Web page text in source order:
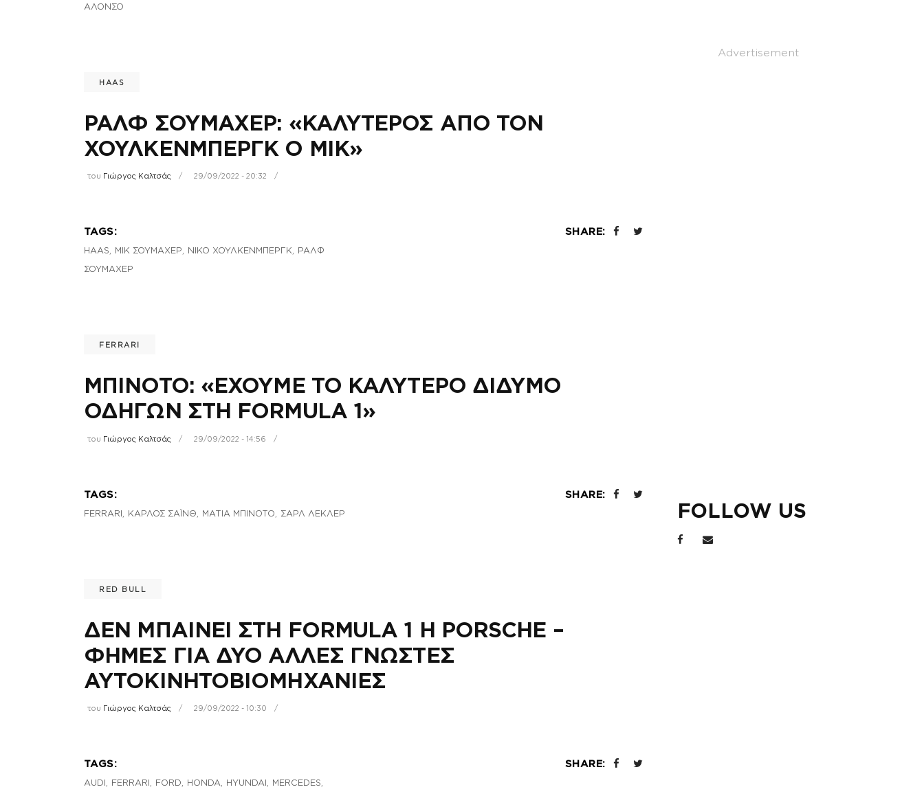
ΑΛΟΝΣΟ
HAAS
ΡΑΛΦ ΣΟΥΜΑΧΕΡ: «ΚΑΛΥΤΕΡΟΣ ΑΠΟ ΤΟΝ
ΧΟΥΛΚΕΝΜΠΕΡΓΚ Ο ΜΙΚ»
του Γιώργος Καλτσάς 29/09/2022 - 20:32
TAGS:
HAAS, ΜΙΚ ΣΟΥΜΑΧΕΡ, ΝΙΚΟ ΧΟΥΛΚΕΝΜΠΕΡΓΚ, ΡΑΛΦ
ΣΟΥΜΑΧΕΡ
SHARE:
FERRARI
ΜΠΙΝΟΤΟ: «ΕΧΟΥΜΕ ΤΟ ΚΑΛΥΤΕΡΟ ΔΙΔΥΜΟ
ΟΔΗΓΩΝ ΣΤΗ FORMULA 1»
του Γιώργος Καλτσάς 29/09/2022 - 14:56
TAGS:
FERRARI ΚΑΡΛΟΣ ΣΑΪΝΘ ΜΑΤΙΑ ΜΠΙΝΟΤΟ ΣΑΡΛ ΛΕΚΛΕΡ
SHARE:
RED BULL
ΔΕΝ ΜΠΑΙΝΕΙ ΣΤΗ FORMULA 1 Η PORSCHE –
ΦΗΜΕΣ ΓΙΑ ΔΥΟ ΑΛΛΕΣ ΓΝΩΣΤΕΣ
ΑΥΤΟΚΙΝΗΤΟΒΙΟΜΗΧΑΝΙΕΣ
του Γιώργος Καλτσάς 29/09/2022 - 10:30
TAGS:
AUDI, FERRARI, FORD, HONDA, HYUNDAI, MERCEDES,
SHARE:
Advertisement
FOLLOW US